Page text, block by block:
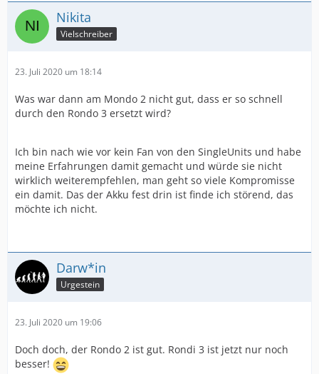
Nikita
Vielschreiber
23. Juli 2020 um 18:14
Was war dann am Mondo 2 nicht gut, dass er so schnell
durch den Rondo 3 ersetzt wird?
Ich bin nach wie vor kein Fan von den SingleUnits und habe
meine Erfahrungen damit gemacht und würde sie nicht
wirklich weiterempfehlen, man geht so viele Kompromisse
ein damit. Das der Akku fest drin ist finde ich störend, das
möchte ich nicht.
Darw*in
Urgestein
23. Juli 2020 um 19:06
Doch doch, der Rondo 2 ist gut. Rondi 3 ist jetzt nur noch
besser!